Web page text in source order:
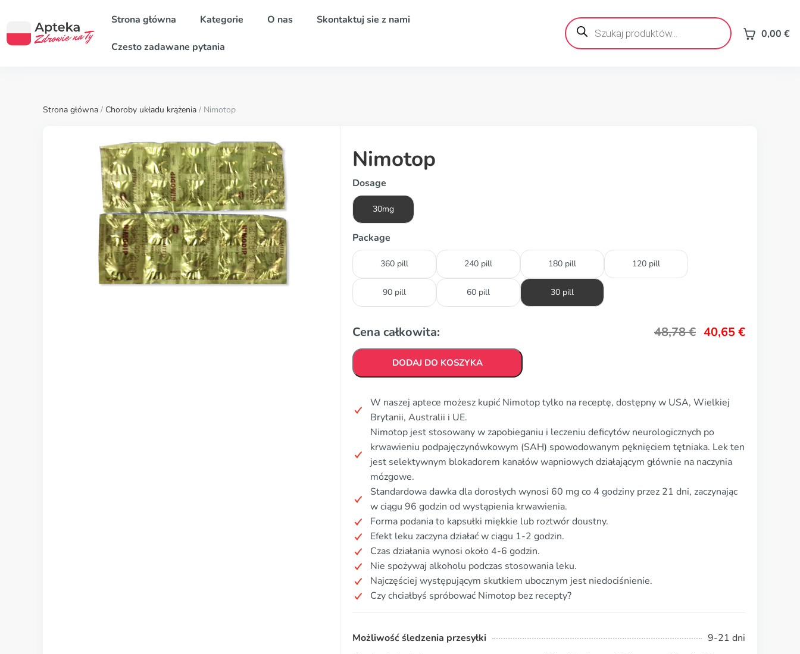
Strona główna Kategorie O nas Skontaktuj sie z nami
Czesto zadawane pytania
Wyszukiwarka
produktów 0,00 €
Strona główna / Choroby układu krążenia / Nimotop
Nimotop
Dosage
30mg
Package
360 pill 240 pill 180 pill 120 pill
90 pill 60 pill 30 pill
Cena całkowita: 48,78€ 40,65€
DODAJ DO KOSZYKA
W naszej aptece możesz kupić Nimotop tylko na receptę, dostępny w USA, Wielkiej
Brytanii, Australii i UE.
Nimotop jest stosowany w zapobieganiu i leczeniu deficytów neurologicznych po
krwawieniu podpajęczynówkowym (SAH) spowodowanym pęknięciem tętniaka. Lek ten
jest selektywnym blokadorem kanałów wapniowych działającym głównie na naczynia
mózgowe.
Standardowa dawka dla dorosłych wynosi 60 mg co 4 godziny przez 21 dni, zaczynając
w ciągu 96 godzin od wystąpienia krwawienia.
Forma podania to kapsułki miękkie lub roztwór doustny.
Efekt leku zaczyna działać w ciągu 1-2 godzin.
Czas działania wynosi około 4-6 godzin.
Nie spożywaj alkoholu podczas stosowania leku.
Najczęściej występującym skutkiem ubocznym jest niedociśnienie.
Czy chciałbyś spróbować Nimotop bez recepty?
Możliwość śledzenia przesyłki
9-21 dni